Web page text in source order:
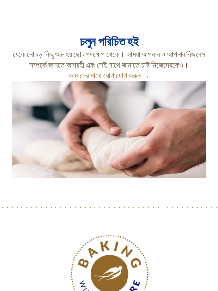
চলুন পরিচিত হই
যেকোনো বড় কিছু শুরু হয় ছোট পদক্ষেপ থেকে। আমরা আপনার ও আপনার বিজনেস
সম্পর্কে জানতে আগ্রহী এবং সেই সাথে জানাতে চাই নিজেদেরকেও।
আমাদের সাথে যোগাযোগ করুন →